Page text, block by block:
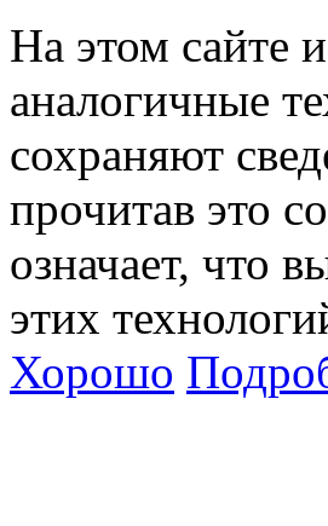
На этом сайте
аналогичные
сохраняют
прочитав это
означает, что
этих
Хорошо